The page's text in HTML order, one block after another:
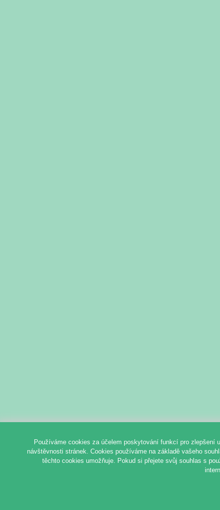
Používáme cookies za účelem poskytování funkcí pro zlepšení
návštěvnosti stránek. Cookies používáme na základě vašeho
těchto cookies umožňuje. Pokud si přejete svůj souhlas s